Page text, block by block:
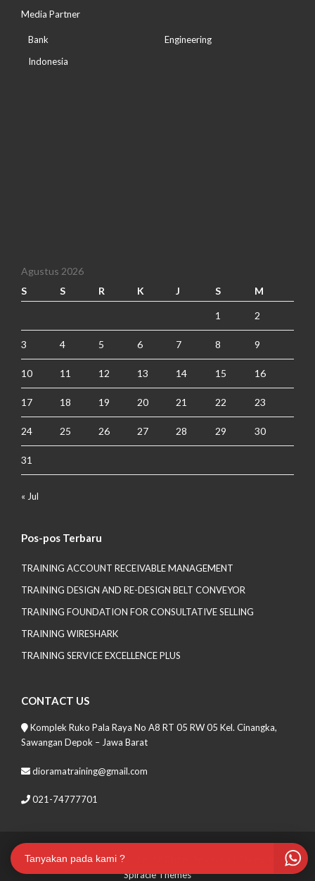
Media Partner
Bank
Indonesia
Engineering
Agustus 2026
S
S R K J S M
1 2
3 4 5 6 7 8 9
10 11 12 13 14 15 16
17 18 19 20 21 22 23
24 25 26 27 28 29 30
31
« Jul
Pos-pos Terbaru
TRAINING ACCOUNT RECEIVABLE MANAGEMENT
TRAINING DESIGN AND RE-DESIGN BELT CONVEYOR
TRAINING FOUNDATION FOR CONSULTATIVE SELLING
TRAINING WIRESHARK
TRAINING SERVICE EXCELLENCE PLUS
CONTACT US
Komplek Ruko Pala Raya No A8 RT 05 RW 05 Kel. Cinangka,
Sawangan Depok – Jawa Barat
dioramatraining@gmail.com
021-74777701
Copyrights 2021 Soma Lite. All Rights Reserved
Spiracle Themes
Tanyakan pada kami ?